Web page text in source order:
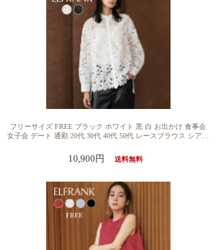
フリーサイズ FREE ブラック ホワイト 黒 白 お出かけ 食事会
女子会 デート 通勤 20代 30代 40代 50代 レースブラウス シアー
レディース 長袖 袖あり きれいめ 1枚で決まる レース シャツ ゆ
ったり 着痩せ 大きいサイズ おしゃれ カジュアル 体型カバー
ー レイヤード オーバーサイズ スリット
10,900円 送料無料